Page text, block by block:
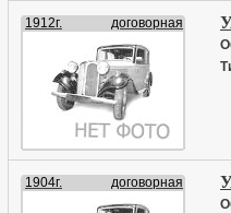
1912г. договорная
1904г. договорная